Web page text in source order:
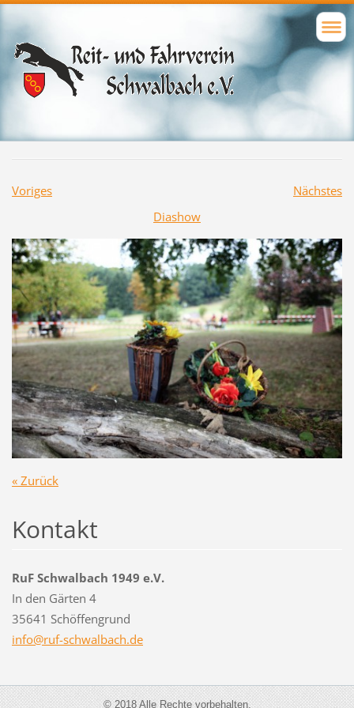
Voriges
Nächstes
Diashow
« Zurück
Kontakt
RuF Schwalbach 1949 e.V.
In den Gärten 4
35641 Schöffengrund
info@ruf-schwalbach.de
© 2018 Alle Rechte vorbehalten.